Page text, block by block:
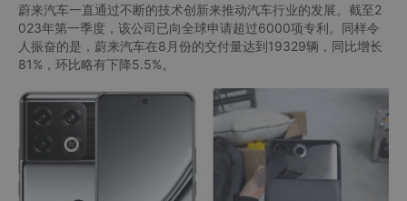
蔚来汽车一直通过不断的技术创新来推动汽车行业的发展。截至2
023年第一季度，该公司已向全球申请超过6000项专利。同样令
人振奋的是，蔚来汽车在8月份的交付量达到19329辆，同比增长
81%，环比略有下降5.5%。